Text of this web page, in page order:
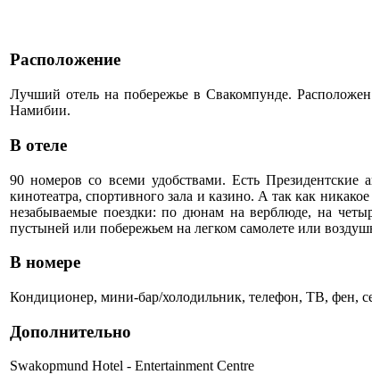
Расположение
Лучший отель на побережье в Свакомпунде.
Намибии.
В отеле
90 номеров со всеми удобствами. Есть Президентские
кинотеатра, спортивного зала и казино. А так как
незабываемые поездки: по дюнам на верблюде, на
пустыней или побережьем на легком самолете или
В номере
Кондиционер, мини-бар/холодильник, телефон, ТВ, фен,
Дополнительно
Swakopmund Hotel - Entertainment Centre